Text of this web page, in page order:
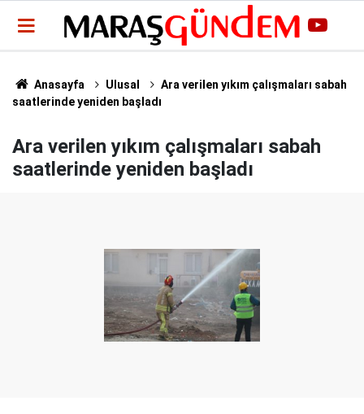
Anasayfa Ulusal
Ara verilen yıkım çalışmaları sabah
saatlerinde yeniden başladı
Ara verilen yıkım çalışmaları sabah
saatlerinde yeniden başladı